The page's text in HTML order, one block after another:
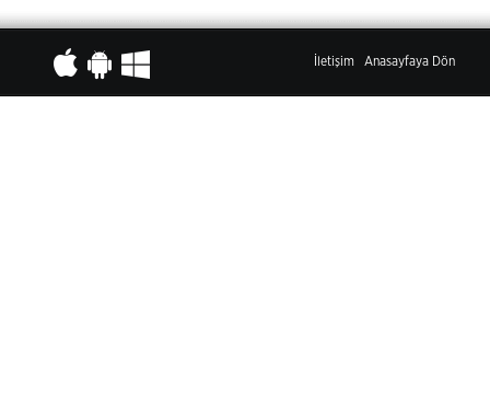
İletişim Anasayfaya Dön